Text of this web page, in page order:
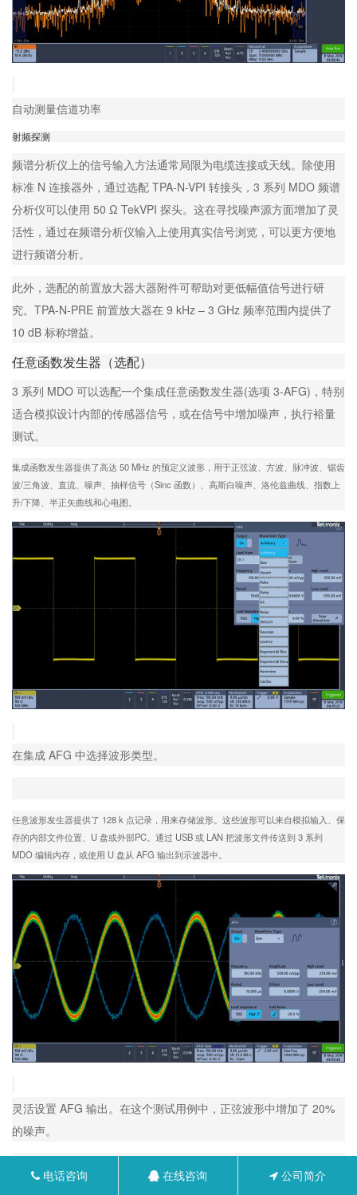
自动测量信道功率
射频探测
频谱分析仪上的信号输入方法通常局限为电缆连接或天线。除使用
标准 N 连接器外，通过选配 TPA-N-VPI 转接头，3 系列 MDO 频谱
分析仪可以使用 50 Ω TekVPI 探头。这在寻找噪声源方面增加了灵
活性，通过在频谱分析仪输入上使用真实信号浏览，可以更方便地
进行频谱分析。
此外，选配的前置放大器大器附件可帮助对更低幅值信号进行研
究。TPA-N-PRE 前置放大器在 9 kHz – 3 GHz 频率范围内提供了
10 dB 标称增益。
任意函数发生器（选配）
3 系列 MDO 可以选配一个集成任意函数发生器(选项 3-AFG)，特别
适合模拟设计内部的传感器信号，或在信号中增加噪声，执行裕量
测试。
集成函数发生器提供了高达 50 MHz 的预定义波形，用于正弦波、方波、脉冲波、锯齿
波/三角波、直流、噪声、抽样信号（Sinc 函数）、高斯白噪声、洛伦兹曲线、指数上
升/下降、半正矢曲线和心电图。
在集成 AFG 中选择波形类型。
任意波形发生器提供了 128 k 点记录，用来存储波形。这些波形可以来自模拟输入、保
存的内部文件位置、U 盘或外部PC。通过 USB 或 LAN 把波形文件传送到 3 系列
MDO 编辑内存，或使用 U 盘从 AFG 输出到示波器中。
灵活设置 AFG 输出。在这个测试用例中，正弦波形中增加了 20%
的噪声。
电话咨询 在线咨询 公司简介